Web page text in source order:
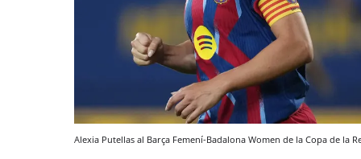
Alexia Putellas al Barça Femení-Badalona Women de la Copa de la